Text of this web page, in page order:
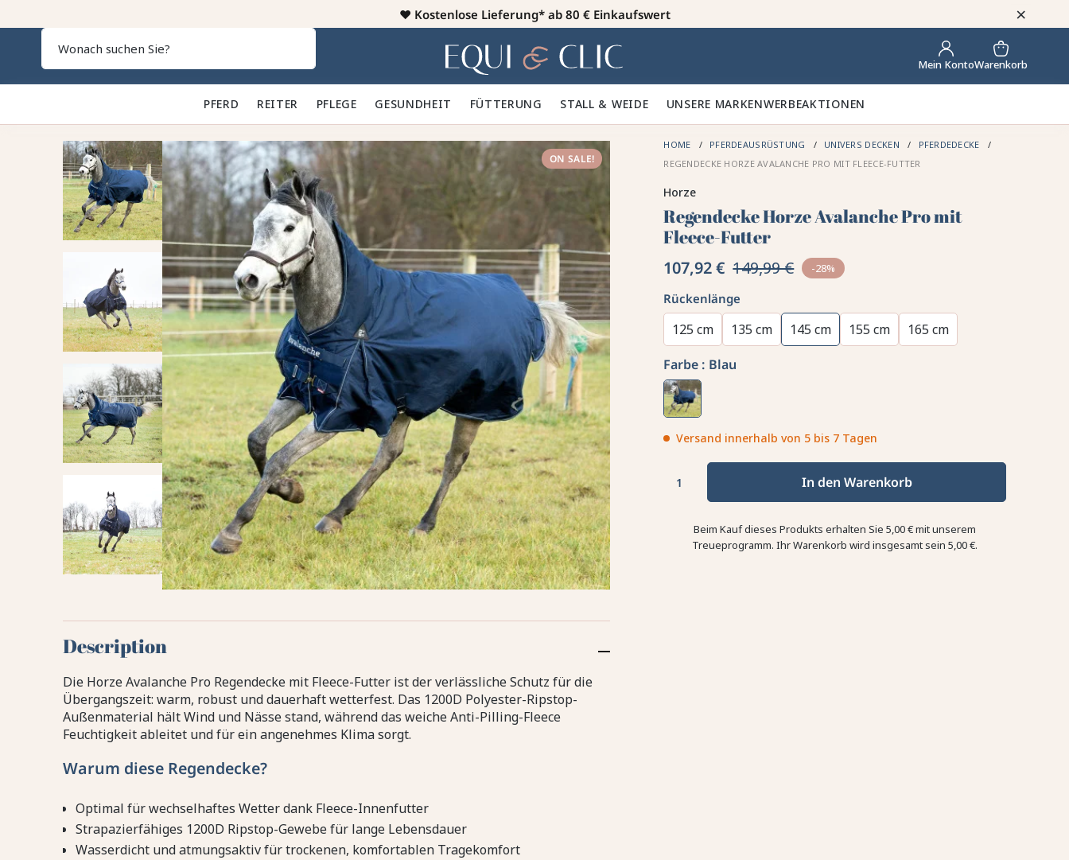
♥️ Kostenlose Lieferung* ab 80 € Einkaufswert ×
Heim Mein KontoWarenkorb
PFERD 🐎 REITER 👕 PFLEGE 🪮 GESUNDHEIT ✨ FÜTTERUNG 🥕 STALL & WEIDE 🍃 UNSERE MARKENWERBEAKTIONEN
ON SALE!
HOME PFERDEAUSRÜSTUNG UNIVERS DECKEN
PFERDEDECKE
REGEN­DECKE HORZE AVALANCHE PRO MIT FLEECE-FUTTER
Horze
Regen­decke Horze Avalanche Pro mit
Fleece-Futter
107,92 € 149,99 € -28%
Rückenlänge
125 cm 135 cm 145 cm 155 cm
165 cm
Farbe : Blau
Versand innerhalb von 5 bis 7 Tagen
In den Warenkorb
Beim Kauf dieses Produkts erhalten Sie5,00 €mit unserem
Treueprogramm. Ihr Warenkorb wird insgesamt sein5,00 €.
Description
Die Horze Avalanche Pro Regendecke mit Fleece-Futter ist der verlässliche Schutz für die
Übergangszeit: warm, robust und dauerhaft wetterfest. Das 1200D Polyester-Ripstop-
Außenmaterial hält Wind und Nässe stand, während das weiche Anti-Pilling-Fleece
Feuchtigkeit ableitet und für ein angenehmes Klima sorgt.
Warum diese Regendecke?
Optimal für wechselhaftes Wetter dank Fleece-Innenfutter
Strapazierfähiges 1200D Ripstop-Gewebe für lange Lebensdauer
Wasserdicht und atmungsaktiv für trockenen, komfortablen Tragekomfort